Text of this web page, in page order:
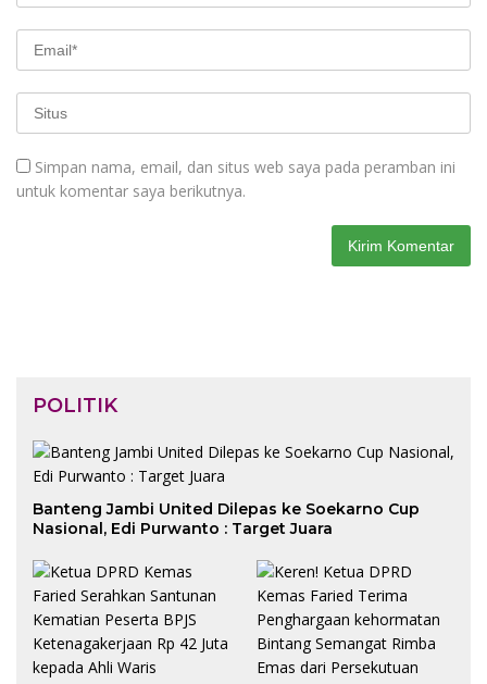
Simpan nama, email, dan situs web saya pada peramban ini
untuk komentar saya berikutnya.
POLITIK
Banteng Jambi United Dilepas ke Soekarno Cup
Nasional, Edi Purwanto : Target Juara